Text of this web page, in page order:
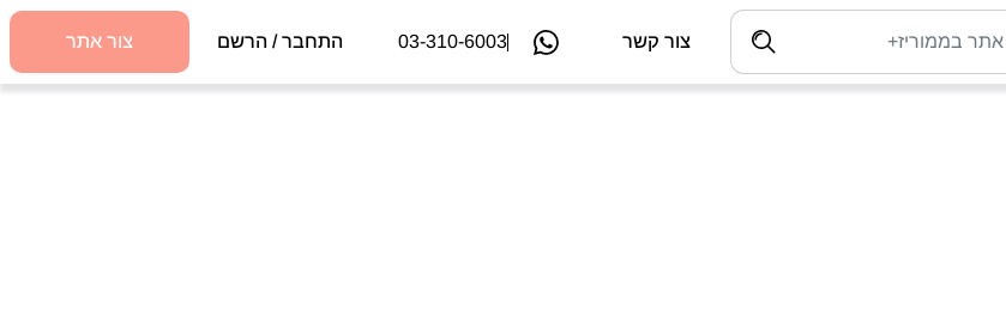
צור קשר 03-310-6003 התחבר / הרשם צור אתר